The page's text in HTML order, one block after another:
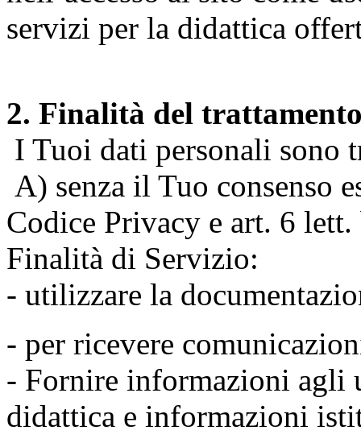
servizi per la didattica
2. Finalità del
I Tuoi dati personali sono
A) senza il Tuo consenso
Codice Privacy e art. 6
Finalità di Servizio:
- utilizzare la
- per ricevere
- Fornire informazioni agli
didattica e informazioni